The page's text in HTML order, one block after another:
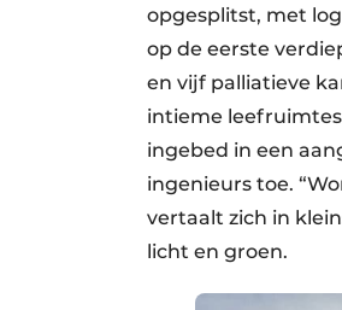
opgesplitst, met
op de eerste
en vijf palliatieve
intieme
ingebed in een
ingenieurs toe.
vertaalt zich in
licht en groen.